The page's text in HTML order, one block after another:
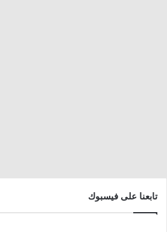
تابعنا على فيسبوك